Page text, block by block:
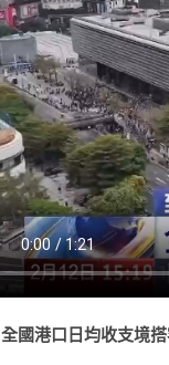
全國港口日均收支境